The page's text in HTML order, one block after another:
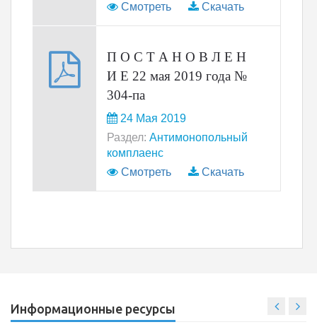
Смотреть
Скачать
П О С Т А Н О В Л Е Н
И Е 22 мая 2019 года №
304-па
24 Мая 2019
Раздел: Антимонопольный
комплаенс
Смотреть
Скачать
Информационные ресурсы